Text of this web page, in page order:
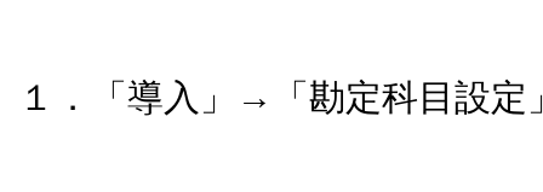
１．「導入」→「勘定科目設定